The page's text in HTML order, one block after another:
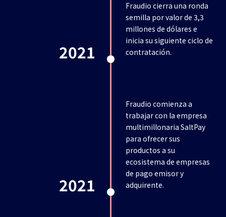
2021
Fraudio cierra una ronda
semilla por valor de 3,3
millones de dólares e
inicia su siguiente ciclo de
contratación.
2021
Fraudio comienza a
trabajar con la empresa
multimillonaria SaltPay
para ofrecer sus
productos a su
ecosistema de empresas
de pago emisor y
adquirente.